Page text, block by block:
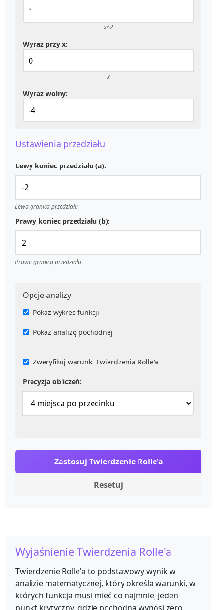
x^2
Wyraz przy x:
x
Wyraz wolny:
Ustawienia przedziału
Lewy koniec przedziału (a):
Lewa granica przedziału
Prawy koniec przedziału (b):
Prawa granica przedziału
Opcje analizy
Pokaż wykres funkcji
Pokaż analizę pochodnej
Zweryfikuj warunki Twierdzenia Rolle'a
Precyzja obliczeń:
Zastosuj Twierdzenie Rolle'a
Resetuj
Wyjaśnienie Twierdzenia Rolle'a
Twierdzenie Rolle'a to podstawowy wynik w
analizie matematycznej, który określa warunki, w
których funkcja musi mieć co najmniej jeden
punkt krytyczny, gdzie pochodna wynosi zero.